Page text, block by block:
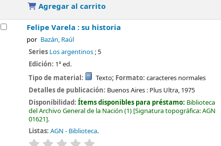
Agregar al carrito
Felipe Varela : su historia
por Bazán, Raúl
Series Los argentinos; 5
Edición: 1ª ed.
Tipo de material:
Texto; Formato: caracteres normales
Detalles de publicación: Buenos Aires : Plus Ultra, 1975
Disponibilidad:Ítems disponibles para préstamo: Biblioteca
del Archivo General de la Nación (1) Signatura topográfica:AGN
01621 .
Listas: AGN - Biblioteca.
valoración